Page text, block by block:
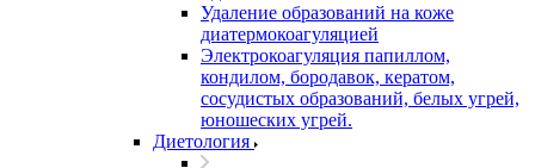
Удаление образований на коже
диатермокоагуляцией
Электрокоагуляция папиллом,
кондилом, бородавок, кератом,
сосудистых образований, белых угрей,
юношеских угрей.
Диетология